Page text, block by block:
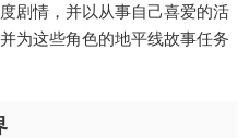
剧情，并以从事自己喜爱的活
为这些角色的地平线故事任务